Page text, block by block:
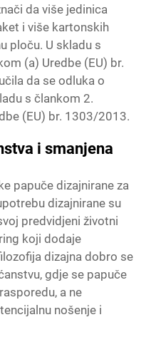
da više jedinica
i više kartonskih
ploču. U skladu s
(a) Uredbe (EU) br.
da se odluka o
s člankom 2.
(EU) br. 1303/2013.
i smanjena
papuče dizajnirane za
dizajnirane su
predvidjeni životni
koji dodaje
dizajna dobro se
gdje se papuče
a ne
nošenje i